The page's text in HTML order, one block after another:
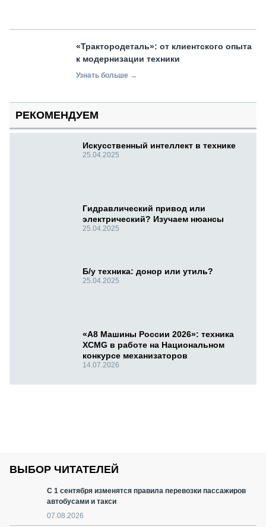
«Трактородеталь»: от клиентского опыта
к модернизации техники
Узнать больше →
РЕКОМЕНДУЕМ
Искусственный интеллект в технике
25.04.2025
Гидравлический привод или
электрический? Изучаем нюансы
25.04.2025
Б/у техника: донор или утиль?
25.04.2025
«А8 Машины России 2026»: техника
XCMG в работе на Национальном
конкурсе механизаторов
14.07.2026
ВЫБОР ЧИТАТЕЛЕЙ
С 1 сентября изменятся правила перевозки пассажиров
автобусами и такси
07.08.2026